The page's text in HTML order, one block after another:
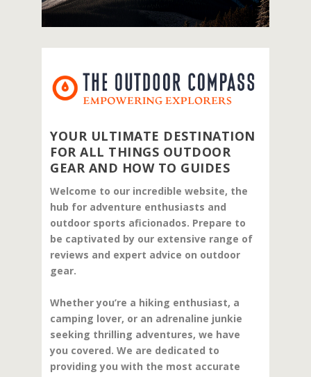
YOUR ULTIMATE DESTINATION
FOR ALL THINGS OUTDOOR
GEAR AND HOW TO GUIDES
Welcome to our incredible website, the
hub for adventure enthusiasts and
outdoor sports aficionados. Prepare to
be captivated by our extensive range of
reviews and expert advice on outdoor
gear.
Whether you’re a hiking enthusiast, a
camping lover, or an adrenaline junkie
seeking thrilling adventures, we have
you covered. We are dedicated to
providing you with the most accurate